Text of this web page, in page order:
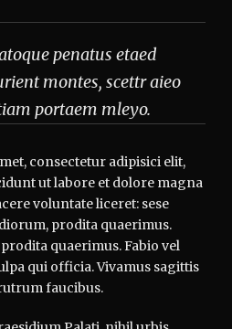
penatus etaed
montes, scettr aieo
portaem mleyo.
consectetur adipisici elit,
ut labore et dolore magna
voluntate liceret: sese
prodita quaerimus.
quaerimus. Fabio vel
qui officia. Vivamus sagittis
faucibus.